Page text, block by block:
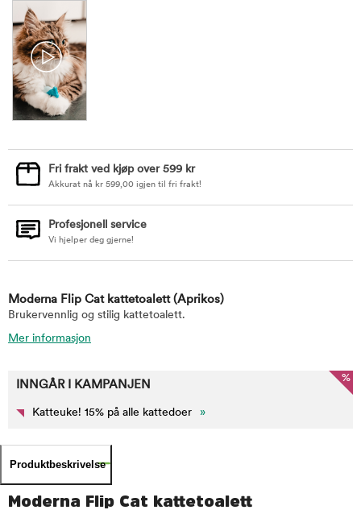
Fri frakt ved kjøp over 599 kr
Akkurat nå kr 599,00 igjen til fri frakt!
Profesjonell service
Vi hjelper deg gjerne!
Moderna Flip Cat kattetoalett (Aprikos)
Brukervennlig og stilig kattetoalett.
Mer informasjon
%
INNGÅR I KAMPANJEN
Katteuke! 15% på alle kattedoer »
Produktbeskrivelse
Moderna Flip Cat kattetoalett